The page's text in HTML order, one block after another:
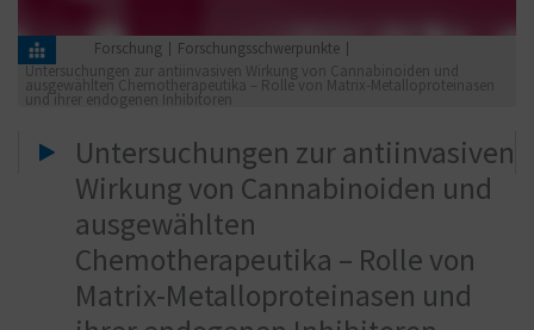
Forschung
Forschungsschwerpunkte
Untersuchungen zur antiinvasiven Wirkung von Cannabinoiden und
ausgewählten Chemotherapeutika – Rolle von Matrix-Metalloproteinasen
und ihrer endogenen Inhibitoren
Untersuchungen zur antiinvasiven
Wirkung von Cannabinoiden und
ausgewählten
Chemotherapeutika – Rolle von
Matrix-Metalloproteinasen und